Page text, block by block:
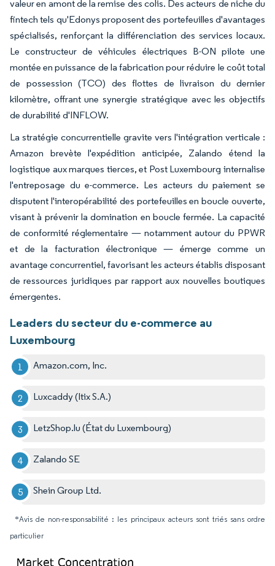
valeur en amont de la remise des colis. Des acteurs de niche du
fintech tels qu'Edonys proposent des portefeuilles d'avantages
spécialisés, renforçant la différenciation des services locaux.
Le constructeur de véhicules électriques B-ON pilote une
montée en puissance de la fabrication pour réduire le coût total
de possession (TCO) des flottes de livraison du dernier
kilomètre, offrant une synergie stratégique avec les objectifs
de durabilité d'INFLOW.
La stratégie concurrentielle gravite vers l'intégration verticale :
Amazon brevète l'expédition anticipée, Zalando étend la
logistique aux marques tierces, et Post Luxembourg internalise
l'entreposage du e-commerce. Les acteurs du paiement se
disputent l'interopérabilité des portefeuilles en boucle ouverte,
visant à prévenir la domination en boucle fermée. La capacité
de conformité réglementaire — notamment autour du PPWR
et de la facturation électronique — émerge comme un
avantage concurrentiel, favorisant les acteurs établis disposant
de ressources juridiques par rapport aux nouvelles boutiques
émergentes.
Leaders du secteur du e-commerce au
Luxembourg
Amazon.com, Inc.
Luxcaddy (Itix S.A.)
LetzShop.lu (État du Luxembourg)
Zalando SE
Shein Group Ltd.
*Avis de non-responsabilité : les principaux acteurs sont triés sans ordre
particulier